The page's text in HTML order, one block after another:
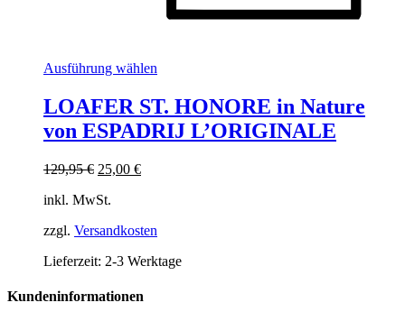
Ausführung wählen
weist
mehrere
Varianten
gewählt
LOAFER ST. HONORE in Nature
von ESPADRIJ L’ORIGINALE
129,95€ Ursprünglicher
war:
25,00 €Aktueller
inkl. MwSt.
zzgl. Versandkosten
Lieferzeit: 2-3 Werktage
Kundeninformationen